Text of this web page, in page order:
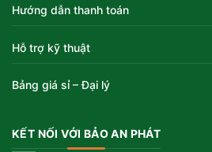
Hướng dẫn thanh toán
Hỗ trợ kỹ thuật
Bảng giá sỉ – Đại lý
KẾT NỐI VỚI BẢO AN PHÁT